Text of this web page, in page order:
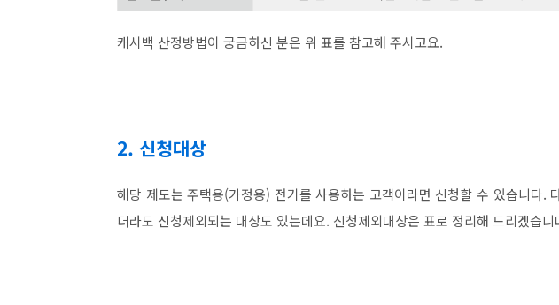
캐시백 산정방법이 궁금하신 분은 위 표를 참고해 주시고요.
2. 신청대상
해당 제도는 주택용(가정용) 전기를 사용하는 고객이라면 신청할 수 있습니다.
더라도 신청제외되는 대상도 있는데요. 신청제외대상은 표로 정리해 드리겠습니